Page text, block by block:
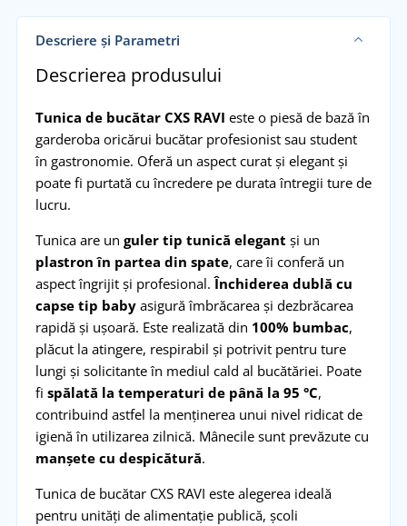
Descriere și Parametri
Descrierea produsului
Tunica de bucătar CXS RAVI este o piesă de bază în
garderoba oricărui bucătar profesionist sau student
în gastronomie. Oferă un aspect curat și elegant și
poate fi purtată cu încredere pe durata întregii ture de
lucru.
Tunica are un guler tip tunică elegant și un
plastron în partea din spate, care îi conferă un
aspect îngrijit și profesional.Închiderea dublă cu
capse tip babyasigură îmbrăcarea și dezbrăcarea
rapidă și ușoară. Este realizată din 100% bumbac,
plăcut la atingere, respirabil și potrivit pentru ture
lungi și solicitante în mediul cald al bucătăriei. Poate
fi spălată la temperaturi de până la 95 °C,
contribuind astfel la menținerea unui nivel ridicat de
igienă în utilizarea zilnică. Mânecile sunt prevăzute cu
manșete cu despicătură.
Tunica de bucătar CXS RAVI este alegerea ideală
pentru unități de alimentație publică, școli